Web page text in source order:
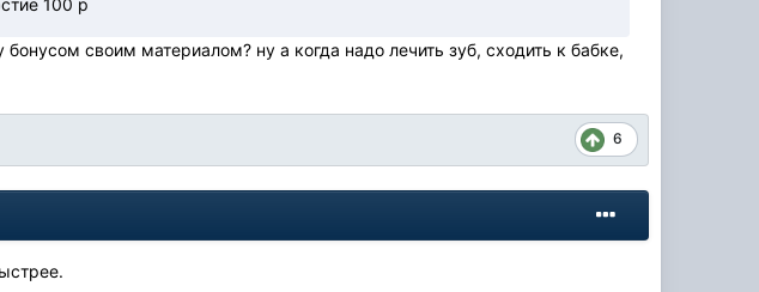
своим материалом? ну а когда надо лечить зуб, сходить к бабке,
6